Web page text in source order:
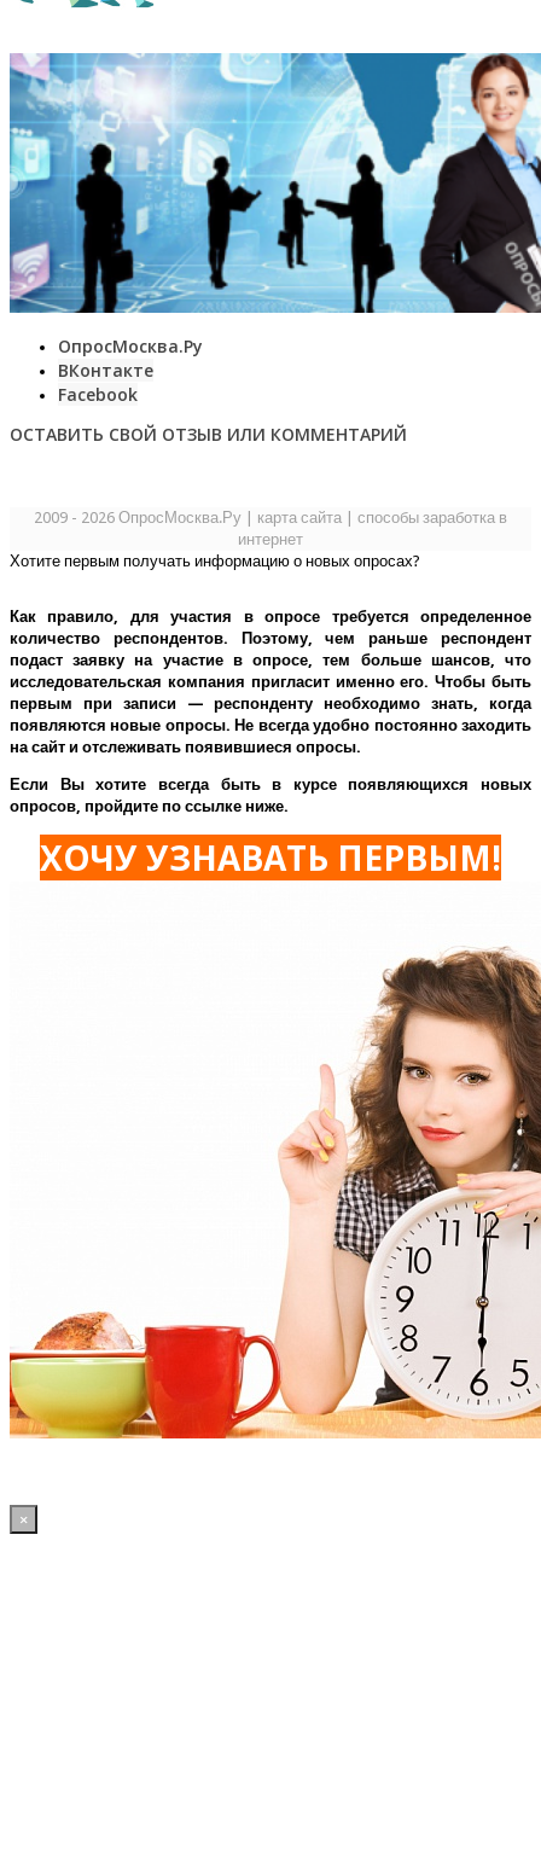
ОпросМосква.Ру
ВКонтакте
Facebook
ОСТАВИТЬ СВОЙ ОТЗЫВ ИЛИ КОММЕНТАРИЙ
2009 - 2026 ОпросМосква.Ру карта сайта
способы заработка в
интернет
Хотите первым получать информацию о новых опросах?
Как правило, для участия в опросе требуется определенное
количество респондентов. Поэтому, чем раньше респондент
подаст заявку на участие в опросе, тем больше шансов, что
исследовательская компания пригласит именно его.Чтобы быть
первым при записи — респонденту необходимо знать, когда
появляются новые опросы. Не всегда удобно постоянно заходить
на сайт и отслеживать появившиеся опросы.
Если Вы хотите всегда быть в курсе появляющихся новых
опросов, пройдите по ссылке ниже.
ХОЧУ УЗНАВАТЬ ПЕРВЫМ!
×